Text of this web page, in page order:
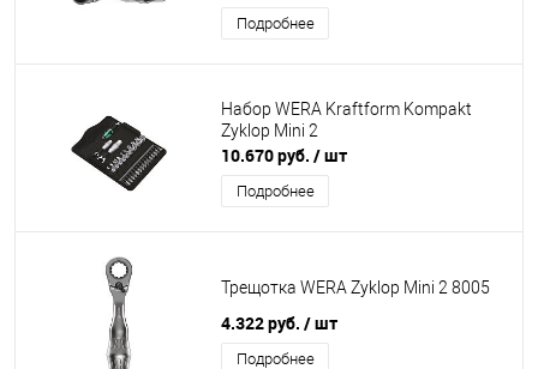
Подробнее
Набор WERA Kraftform Kompakt
Zyklop Mini 2
10.670 руб. / шт
Подробнее
Трещотка WERA Zyklop Mini 2 8005
4.322 руб. / шт
Подробнее